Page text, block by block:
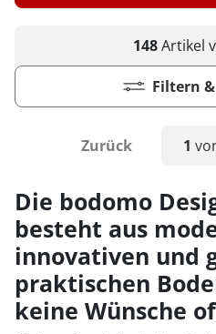
148Artikel
Zurück 1
Filtern
Die bodomo
besteht aus
innovativen und
praktischen
keine Wünsche